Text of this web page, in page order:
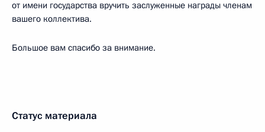
от имени государства вручить заслуженные награды членам
вашего коллектива.
Большое вам спасибо за внимание.
Статус материала